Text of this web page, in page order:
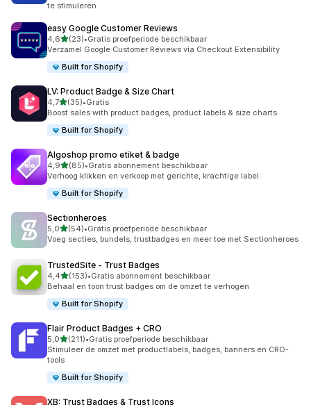
te stimuleren
easy Google Customer Reviews
4,6van 5 sterren
(23)
23 recensies in totaal
•Gratis proefperiode beschikbaar
Verzamel Google Customer Reviews via Checkout Extensibility
Built for Shopify
LV: Product Badge & Size Chart
4,7van 5 sterren
(35)
35 recensies in totaal
•Gratis
Boost sales with product badges, product labels & size charts
Built for Shopify
Algoshop promo etiket & badge
4,9van 5 sterren
(85)
85 recensies in totaal
•Gratis abonnement beschikbaar
Verhoog klikken en verkoop met gerichte, krachtige label
Built for Shopify
Sectionheroes
5,0van 5 sterren
(54)
54 recensies in totaal
•Gratis proefperiode beschikbaar
Voeg secties, bundels, trustbadges en meer toe met Sectionheroes
TrustedSite ‑ Trust Badges
4,4van 5 sterren
(153)
153 recensies in totaal
•Gratis abonnement beschikbaar
Behaal en toon trust badges om de omzet te verhogen
Built for Shopify
Flair Product Badges + CRO
5,0van 5 sterren
(211)
211 recensies in totaal
•Gratis proefperiode beschikbaar
Stimuleer de omzet met productlabels, badges, banners en CRO-
tools
Built for Shopify
XB: Trust Badges & Trust Icons